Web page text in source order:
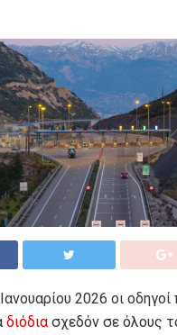
2026 οι
διόδια σχεδόν σε όλους